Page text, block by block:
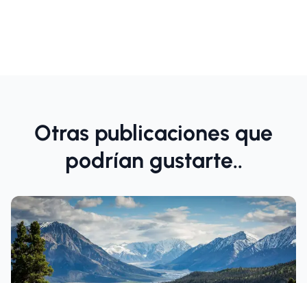
Otras publicaciones que
podrían gustarte..